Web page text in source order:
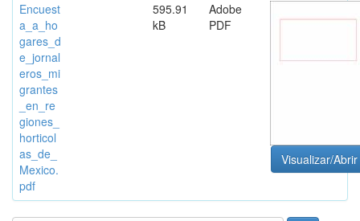
Encuest
a_a_ho
gares_d
e_jornal
eros_mi
grantes
_en_re
giones_
horticol
as_de_
Mexico.
pdf
595.91
kB
Adobe
PDF
Visualizar/Abrir